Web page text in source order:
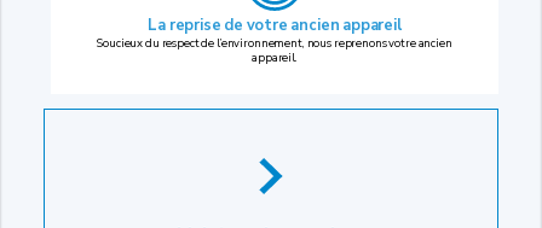
La reprise de votre ancien appareil
Soucieux du respect de l’environnement, nous reprenons votre ancien
appareil.